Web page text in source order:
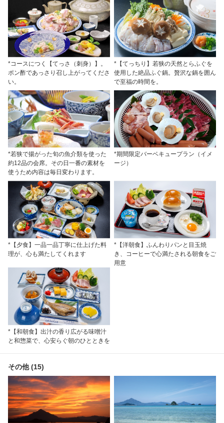
*コースにつく【てっさ（刺身）】。
ポン酢であっさり召し上がってくださ
い。
*【てっちり】若狭の天然とらふぐを
使用した絶品ふぐ鍋。贅沢な鍋を囲ん
で至福の時間を。
*若狭で揚がった旬の魚介類を使った
約12品の会席。その日一番の素材を
使うため内容は毎日変わります。
*期間限定バーベキュープラン（イメ
ージ）
*【夕食】一品一品丁寧に仕上げた料
理が、心も満たしてくれます
*【洋朝食】ふんわりパンと目玉焼
き、コーヒーで心満たされる朝食をご
用意
*【和朝食】出汁の香り広がる味噌汁
と和惣菜で、心安らぐ朝のひとときを
その他 (15)